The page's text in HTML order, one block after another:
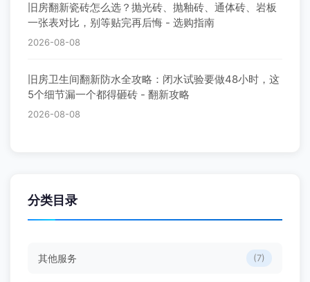
旧房翻新瓷砖怎么选？抛光砖、抛釉砖、通体砖、岩板
一张表对比，别等贴完再后悔 - 选购指南
2026-08-08
旧房卫生间翻新防水全攻略：闭水试验要做48小时，这
5个细节漏一个都得砸砖 - 翻新攻略
2026-08-08
分类目录
其他服务 (7)